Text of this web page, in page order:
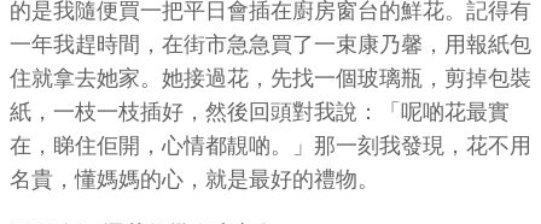
的是我隨便買一把平日會插在廚房窗台的鮮花。記得有
一年我趕時間，在街市急急買了一束康乃馨，用報紙包
住就拿去她家。她接過花，先找一個玻璃瓶，剪掉包裝
紙，一枝一枝插好，然後回頭對我說：「呢啲花最實
在，睇住佢開，心情都靚啲。」那一刻我發現，花不用
名貴，懂媽媽的心，就是最好的禮物。